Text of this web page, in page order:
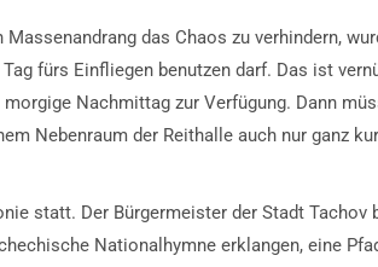
das Chaos zu verhindern,
fürs Einfliegen benutzen darf. Das ist
Nachmittag zur Verfügung. Dann
Nebenraum der Reithalle auch nur ganz
statt. Der Bürgermeister der Stadt Tachov
Nationalhymne erklangen, eine